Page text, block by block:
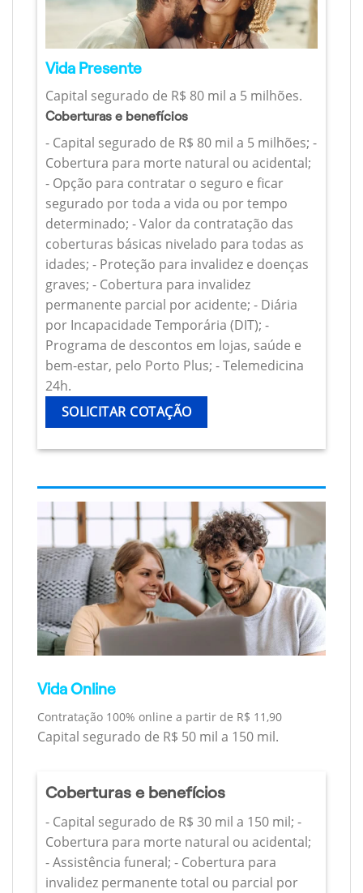
Vida Presente
Capital segurado de R$ 80 mil a 5 milhões.
Coberturas e benefícios
- Capital segurado de R$ 80 mil a 5 milhões; -
Cobertura para morte natural ou acidental;
- Opção para contratar o seguro e ficar
segurado por toda a vida ou por tempo
determinado; - Valor da contratação das
coberturas básicas nivelado para todas as
idades; - Proteção para invalidez e doenças
graves; - Cobertura para invalidez
permanente parcial por acidente; - Diária
por Incapacidade Temporária (DIT); -
Programa de descontos em lojas, saúde e
bem-estar, pelo Porto Plus; - Telemedicina
24h.
SOLICITAR COTAÇÃO
Vida Online
Contratação 100% online a partir de R$ 11,90
Capital segurado de R$ 50 mil a 150 mil.
Coberturas e benefícios
- Capital segurado de R$ 30 mil a 150 mil; -
Cobertura para morte natural ou acidental;
- Assistência funeral; - Cobertura para
invalidez permanente total ou parcial por